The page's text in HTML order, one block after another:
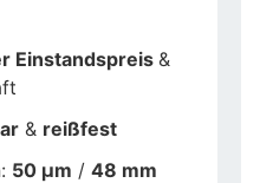
Einstandspreis &
& reißfest
50 µm / 48 mm